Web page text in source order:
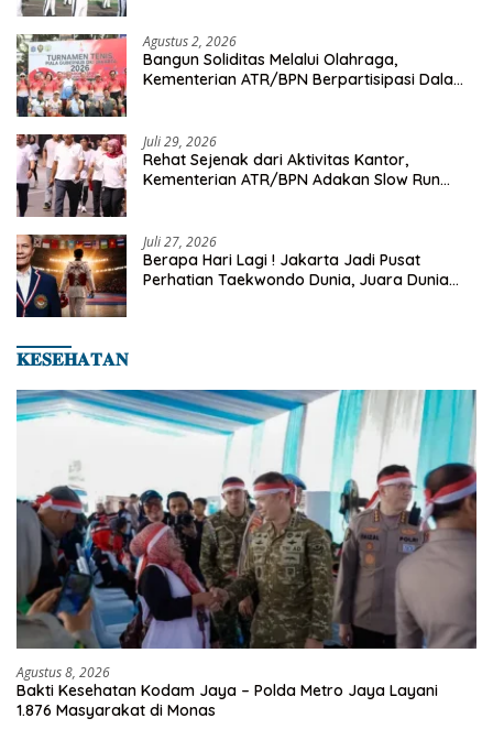
Agustus 2, 2026
Bangun Soliditas Melalui Olahraga,
Kementerian ATR/BPN Berpartisipasi Dalam
Juli 29, 2026
Rehat Sejenak dari Aktivitas Kantor,
Kementerian ATR/BPN Adakan Slow Run
Juli 27, 2026
Berapa Hari Lagi ! Jakarta Jadi Pusat
Perhatian Taekwondo Dunia, Juara Dunia
𝐊𝐄𝐒𝐄𝐇𝐀𝐓𝐀𝐍
Agustus 8, 2026
Bakti Kesehatan Kodam Jaya – Polda Metro Jaya Layani
1.876 Masyarakat di Monas